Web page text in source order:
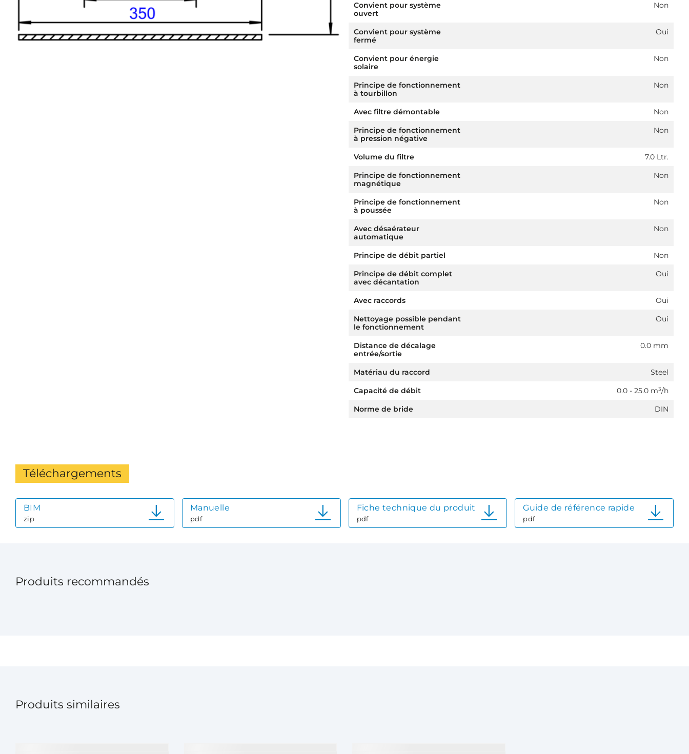
Convient pour système
ouvert
Non
Convient pour système
fermé
Oui
Convient pour énergie
solaire
Non
Principe de fonctionnement
à tourbillon
Non
Avec filtre démontable
Non
Principe de fonctionnement
à pression négative
Non
Volume du filtre
7.0 Ltr.
Principe de fonctionnement
magnétique
Non
Principe de fonctionnement
à poussée
Non
Avec désaérateur
automatique
Non
Principe de débit partiel
Non
Principe de débit complet
avec décantation
Oui
Avec raccords
Oui
Nettoyage possible pendant
le fonctionnement
Oui
Distance de décalage
entrée/sortie
0.0 mm
Matériau du raccord
Steel
Capacité de débit
0.0 - 25.0 m³/h
Norme de bride
DIN
Téléchargements
BIM
zip
Manuelle
pdf
Fiche technique du produit
pdf
Guide de référence rapide
pdf
Produits recommandés
Produits similaires